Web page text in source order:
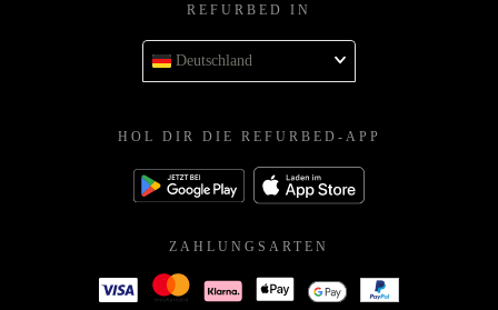
REFURBED IN
Deutschland
HOL DIR DIE REFURBED-APP
ZAHLUNGSARTEN